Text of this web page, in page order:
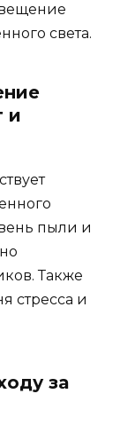
света.
и
пыли и
Также
стресса и
за